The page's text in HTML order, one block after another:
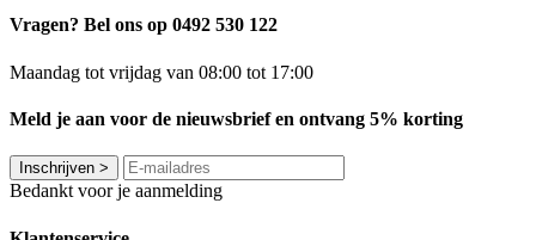
Vragen? Bel ons op 0492 530 122
Maandag tot vrijdag van 08:00 tot 17:00
Meld je aan voor de nieuwsbrief en ontvang 5% korting
Inschrijven >
Bedankt voor je aanmelding